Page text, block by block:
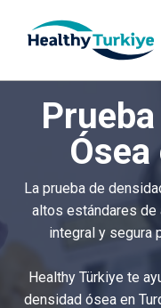
p
La prueba de
altos estándares de
integral y segura
Healthy Türkiye te
densidad ósea en